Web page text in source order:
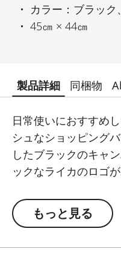
カラー：ブラック
45㎝ × 44㎝
製品詳細 同梱物
日常使いにおすすめ
シュなショッピング
したブラックのキャ
ックなライカのロゴ
ンドルが洗練された
もっと見る